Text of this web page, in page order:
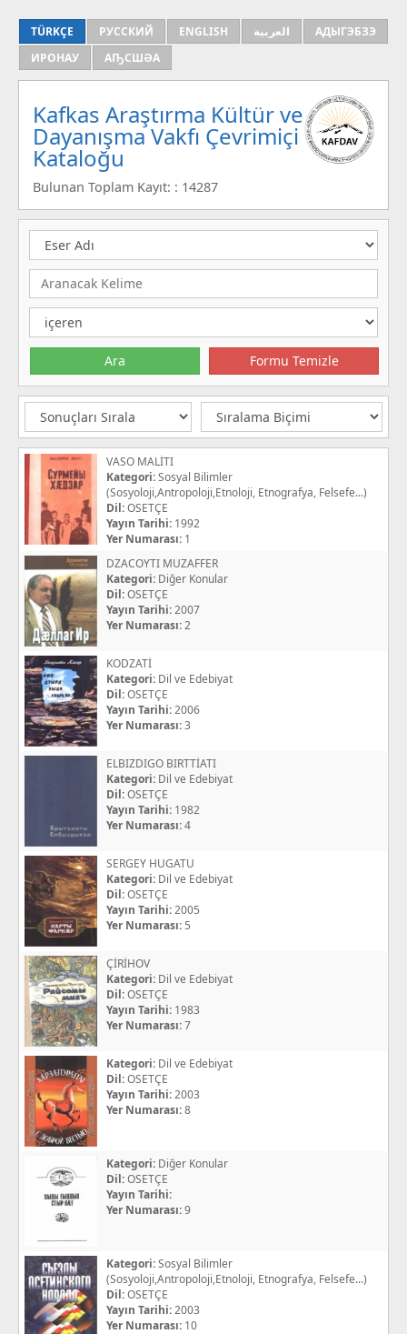
TÜRKÇE РУССКИЙ ENGLISH العربية
АДЫГЭБЗЭ
ИРОНАУ
АҦСШӘА
Kafkas Araştırma Kültür ve
Dayanışma Vakfı Çevrimiçi
Kataloğu
Bulunan Toplam Kayıt: : 14287
VASO MALİTI
Kategori:Sosyal Bilimler
(Sosyoloji,Antropoloji,Etnoloji, Etnografya, Felsefe...)
Dil:OSETÇE
Yayın Tarihi: 1992
Yer Numarası: 1
DZACOYTI MUZAFFER
Kategori: Diğer Konular
Dil:OSETÇE
Yayın Tarihi:2007
Yer Numarası:2
KODZATİ
Kategori: Dil ve Edebiyat
Dil:OSETÇE
Yayın Tarihi:2006
Yer Numarası:3
ELBIZDIGO BIRTTİATI
Kategori: Dil ve Edebiyat
Dil:OSETÇE
Yayın Tarihi: 1982
Yer Numarası:4
SERGEY HUGATU
Kategori: Dil ve Edebiyat
Dil:OSETÇE
Yayın Tarihi:2005
Yer Numarası: 5
ÇİRİHOV
Kategori: Dil ve Edebiyat
Dil:OSETÇE
Yayın Tarihi: 1983
Yer Numarası:7
Kategori: Dil ve Edebiyat
Dil:OSETÇE
Yayın Tarihi:2003
Yer Numarası:8
Kategori: Diğer Konular
Dil:OSETÇE
Yayın Tarihi:
Yer Numarası:9
Kategori:Sosyal Bilimler
(Sosyoloji,Antropoloji,Etnoloji, Etnografya, Felsefe...)
Dil:OSETÇE
Yayın Tarihi:2003
Yer Numarası: 10